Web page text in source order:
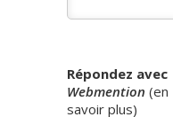
Répondez avec
Webmention (en
savoir plus)